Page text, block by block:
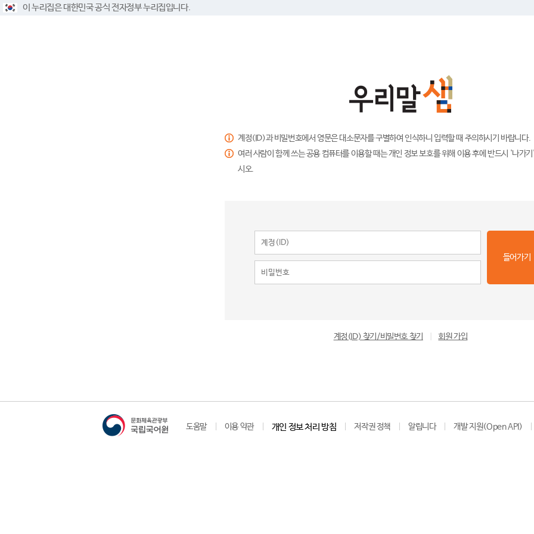
이 누리집은 대한민국 공식 전자정부 누리집입니다.
계정(ID)과 비밀번호에서 영문은 대소문자를 구별하여 인식하니 입력할 때 주의하시기 바랍니다.
여러 사람이 함께 쓰는 공용 컴퓨터를 이용할 때는 개인 정보 보호를 위해 이용 후에 반드시 '나가
시오.
들어가기
계정(ID) 찾기/비밀번호 찾기 회원 가입
도움말 이용 약관 개인 정보 처리 방침 저작권 정책 알립니다 개발 지원(Open API)